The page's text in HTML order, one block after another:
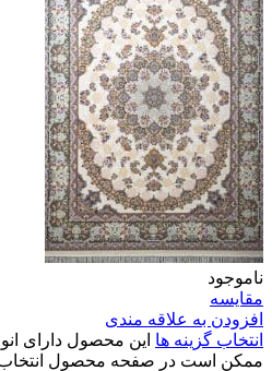
ناموجود
مقایسه
افزودن به علاقه مندی
انتخاب گزینه ها این محصول دارای
ممکن است در صفحه محصول